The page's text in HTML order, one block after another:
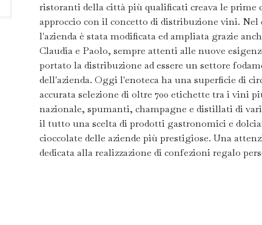
ristoranti della città più qualificati creava le prime
approccio con il concetto di distribuzione vini. Nel
l'azienda è stata modificata ed ampliata grazie
Claudia e Paolo, sempre attenti alle nuove
portato la distribuzione ad essere un settore
dell'azienda. Oggi l'enoteca ha una superficie di
accurata selezione di oltre 700 etichette tra i vini
nazionale, spumanti, champagne e distillati di
il tutto una scelta di prodotti gastronomici e
cioccolate delle aziende più prestigiose. Una
dedicata alla realizzazione di confezioni regalo